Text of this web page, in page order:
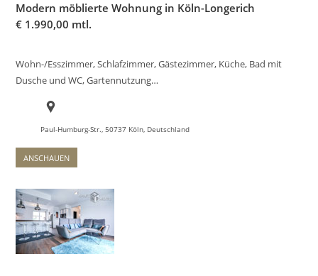
Modern möblierte Wohnung in Köln-Longerich
€ 1.990,00 mtl.
Wohn-/Esszimmer, Schlafzimmer, Gästezimmer, Küche, Bad mit
Dusche und WC, Gartennutzung…
Paul-Humburg-Str., 50737 Köln, Deutschland
ANSCHAUEN